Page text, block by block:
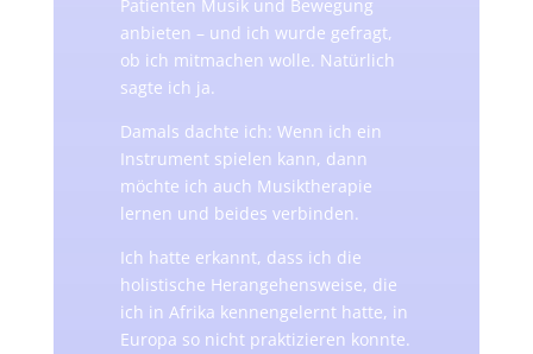
Patienten Musik und Bewegung
anbieten – und ich wurde gefragt,
ob ich mitmachen wolle. Natürlich
sagte ich ja.
Damals dachte ich: Wenn ich ein
Instrument spielen kann, dann
möchte ich auch Musiktherapie
lernen und beides verbinden.
Ich hatte erkannt, dass ich die
holistische Herangehensweise, die
ich in Afrika kennengelernt hatte, in
Europa so nicht praktizieren konnte.